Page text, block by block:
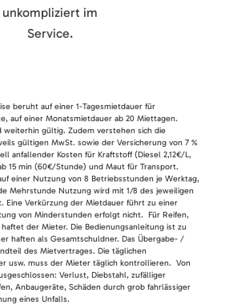
unkompliziert im
Service.
beruht auf einer 1-Tagesmietdauer für
auf einer Monatsmietdauer ab 20 Miettagen.
weiterhin gültig. Zudem verstehen sich die
gültigen MwSt. sowie der Versicherung von 7 %
anfallender Kosten für Kraftstoff (Diesel 2,12€/L,
15 min (60€/Stunde) und Maut für Transport.
einer Nutzung von 8 Betriebsstunden je Werktag,
Mehrstunde Nutzung wird mit 1/8 des jeweiligen
Eine Verkürzung der Mietdauer führt zu einer
von Minderstunden erfolgt nicht. Für Reifen,
der Mieter. Die Bedienungsanleitung ist zu
haften als Gesamtschuldner. Das Übergabe- /
des Mietvertrages. Die täglichen
usw. muss der Mieter täglich kontrollieren. Von
Verlust, Diebstahl, zufälliger
Anbaugeräte, Schäden durch grob fahrlässiger
eines Unfalls.